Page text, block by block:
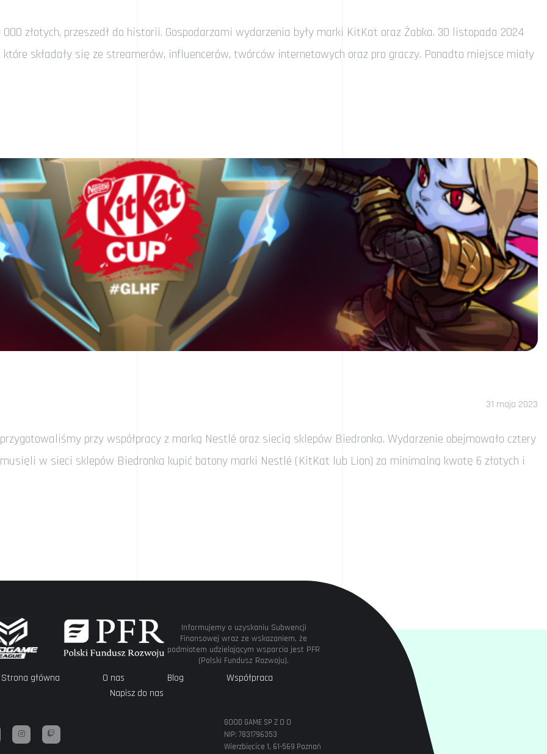
złotych, przeszedł do historii. Gospodarzami wydarzenia były marki KitKat oraz Żabka. 30 listopada 2024
składały się ze streamerów, influencerów, twórców internetowych oraz pro graczy. Ponadto miejsce miały
31 maja 2023
przy współpracy z marką Nestlé oraz siecią sklepów Biedronka. Wydarzenie obejmowało cztery
w sieci sklepów Biedronka kupić batony marki Nestlé (KitKat lub Lion) za minimalną kwotę 6 złotych i
Informujemy o uzyskaniu Subwencji
Finansowej wraz ze wskazaniem, że
podmiotem udzielającym wsparcia jest PFR
(Polski Fundusz Rozwoju).
Strona główna O nas Blog
Współpraca
Napisz do nas
GOOD GAME SP Z O O
NIP: 7831796353
Wierzbięcice 1, 61-569 Poznań